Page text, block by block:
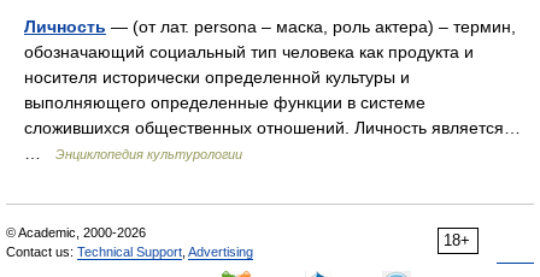
Личность — (от лат. persona – маска, роль актера) – термин,
обозначающий социальный тип человека как продукта и
носителя исторически определенной культуры и
выполняющего определенные функции в системе
сложившихся общественных отношений. Личность является…
Энциклопедия культурологии
18+
© Academic, 2000-2026
Contact us: Technical Support Advertising